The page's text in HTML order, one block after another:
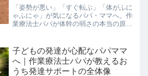
「姿勢が悪い」「すぐ転ぶ」「体がふに
ゃふにゃ」が気になるパパ・ママへ。作
業療法士パパが体幹の弱さの本当の原因
子どもの発達が心配なパパママ
へ｜作業療法士パパが教えるお
うち発達サポートの全体像